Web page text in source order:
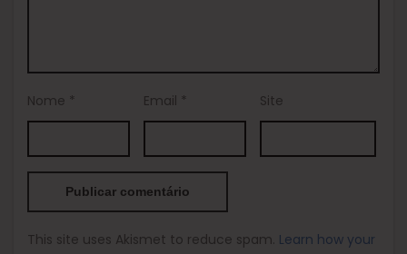
Nome * Email * Site
This site uses Akismet to reduce spam. Learn how your